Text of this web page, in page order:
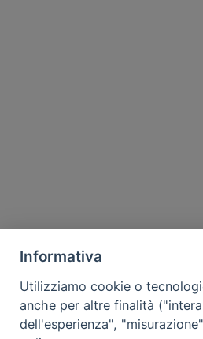
Informativa
Utilizziamo cookie o
anche per altre finalità
dell'esperienza",